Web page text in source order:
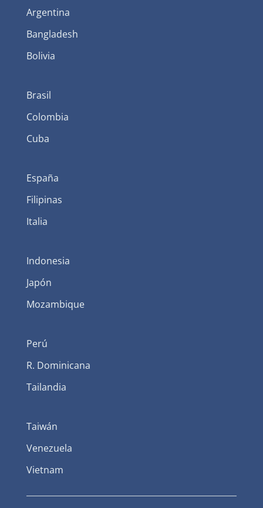
Argentina
Bangladesh
Bolivia
Brasil
Colombia
Cuba
España
Filipinas
Italia
Indonesia
Japón
Mozambique
Perú
R. Dominicana
Tailandia
Taiwán
Venezuela
Vietnam